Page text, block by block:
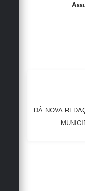
Agenda
DÁ NOVA